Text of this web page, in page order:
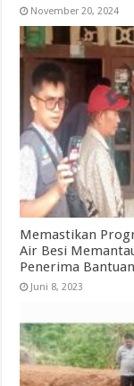
November 20, 2024
Memastikan
Air Besi
Penerima
Juni 8, 2023